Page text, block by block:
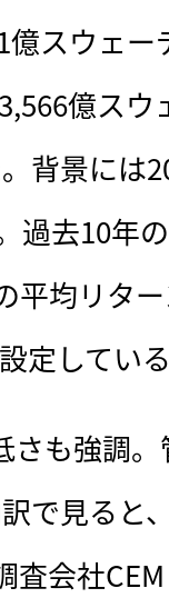
スウェ
億ス
。背景に
過去10年
平均リタ
定してい
も強調
で見ると
査会社